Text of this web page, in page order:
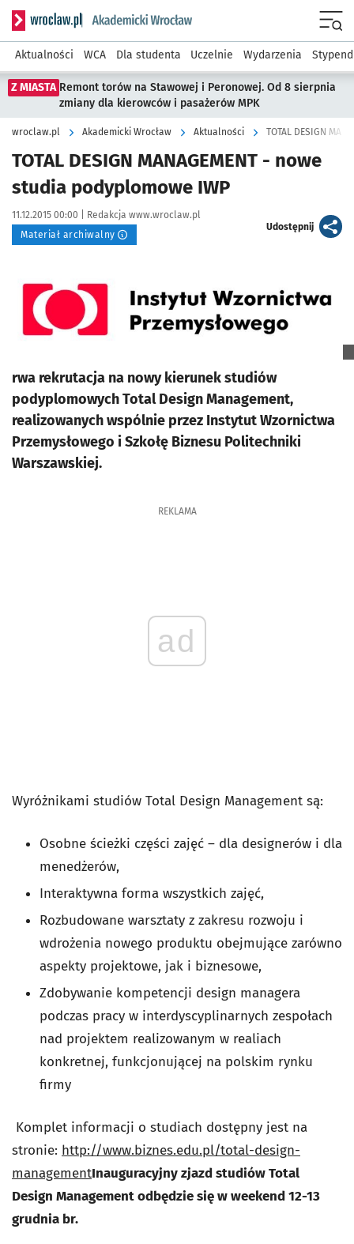
Serwis informacyjny wroclaw.pl podserwis: Akademicki
Aktualności WCA Dla studenta Uczelnie Wydarzenia
Z MIASTA Remont torów na Stawowej i Peronowej. Od 8 sierpnia
zmiany dla kierowców i pasażerów MPK
wroclaw.pl Akademicki Wrocław Aktualności TOTAL DESIGN
TOTAL DESIGN MANAGEMENT - nowe
studia podyplomowe IWP
Data publikacji:
11.12.2015 00:00 | Autor:
Redakcja www.wroclaw.pl
Materiał archiwalny
Udostępnijartykuł
rwa rekrutacja na nowy kierunek studiów
podyplomowych Total Design Management,
realizowanych wspólnie przez Instytut Wzornictwa
Przemysłowego i Szkołę Biznesu Politechniki
Warszawskiej.
REKLAMA
ad
Wyróżnikami studiów Total Design Management są:
Osobne ścieżki części zajęć – dla designerów i dla
menedżerów,
Interaktywna forma wszystkich zajęć,
Rozbudowane warsztaty z zakresu rozwoju i
wdrożenia nowego produktu obejmujące zarówno
aspekty projektowe, jak i biznesowe,
Zdobywanie kompetencji design managera
podczas pracy w interdyscyplinarnych zespołach
nad projektem realizowanym w realiach
konkretnej, funkcjonującej na polskim rynku
firmy
Komplet informacji o studiach dostępny jest na
stronie: http://www.biznes.edu.pl/total-design-
managementInauguracyjny zjazd studiów Total
Design Management odbędzie się w weekend 12-13
grudnia br.